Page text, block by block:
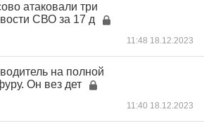
атаковали три
СВО за 17 д
11:48 18.12.2023
на полной
Он вез дет
11:40 18.12.2023